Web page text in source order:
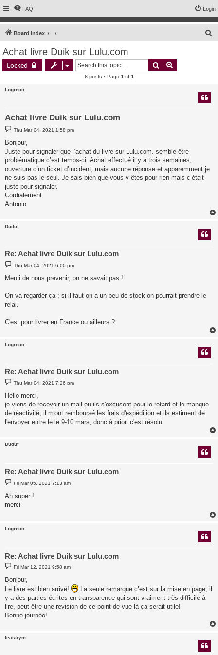
FAQ Login
Board index
Achat livre Duik sur Lulu.com
Locked Search
6 posts • Page 1 of 1
Logreco
Achat livre Duik sur Lulu.com
P
o
t
Thu Mar 04, 2021 1:58 pm
Bonjour,
Juste pour signaler que l’achat du livre sur Lulu.com, semble être
problématique c’est temps-ci. Achat effectué il y a trois semaines,
ouverture d’un ticket d’incident, mais aucune réponse et apparemment je
ne suis pas le seul. Je sais bien que vous y êtes pour rien mais c’était
juste pour signaler.
Cordialement
Antonio
Duduf
Re: Achat livre Duik sur Lulu.com
P
o
t
Thu Mar 04, 2021 6:00 pm
Merci de nous prévenir, on ne savait pas !
On va regarder ça ; si il faut on a un peu de stock on pourrait prendre le
relai.
C'est pour livrer en France ou ailleurs ?
Logreco
Re: Achat livre Duik sur Lulu.com
P
o
s
t
Thu Mar 04, 2021 7:26 pm
Hello merci,
je viens de recevoir un mail ou ils s'excusent pour le retard et le manque
de réactivité, il m'ont remboursé les frais d'expédition et ils estiment de
l'envoyer entre le le 9-10 mars, donc à priori c'est résolu!
Duduf
Re: Achat livre Duik sur Lulu.com
P
o
t
Fri Mar 05, 2021 7:13 am
Ah super !
merci
Logreco
Re: Achat livre Duik sur Lulu.com
P
o
t
Fri Mar 12, 2021 9:58 am
Bonjour,
Le livre est bien arrivé!
La seule remarque c’est sur la mise en page, il
y a des parties écrites en transparence qui sont vraiment très difficile à
lire, peut-être une revision de ce point de vue là ça serait utile!
Bonne journée!
leastrym